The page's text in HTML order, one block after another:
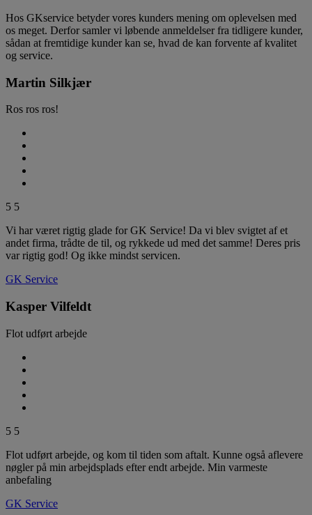
Hos GKservice betyder vores kunders mening om oplevelsen med
os meget. Derfor samler vi løbende anmeldelser fra tidligere kunder,
sådan at fremtidige kunder kan se, hvad de kan forvente af kvalitet
og service.
Martin Silkjær
Ros ros ros!
5 5
Vi har været rigtig glade for GK Service! Da vi blev svigtet af et
andet firma, trådte de til, og rykkede ud med det samme! Deres pris
var rigtig god! Og ikke mindst servicen.
GK Service
Kasper Vilfeldt
Flot udført arbejde
5 5
Flot udført arbejde, og kom til tiden som aftalt. Kunne også aflevere
nøgler på min arbejdsplads efter endt arbejde. Min varmeste
anbefaling
GK Service